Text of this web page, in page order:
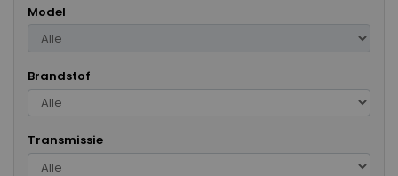
Model
Brandstof
Transmissie